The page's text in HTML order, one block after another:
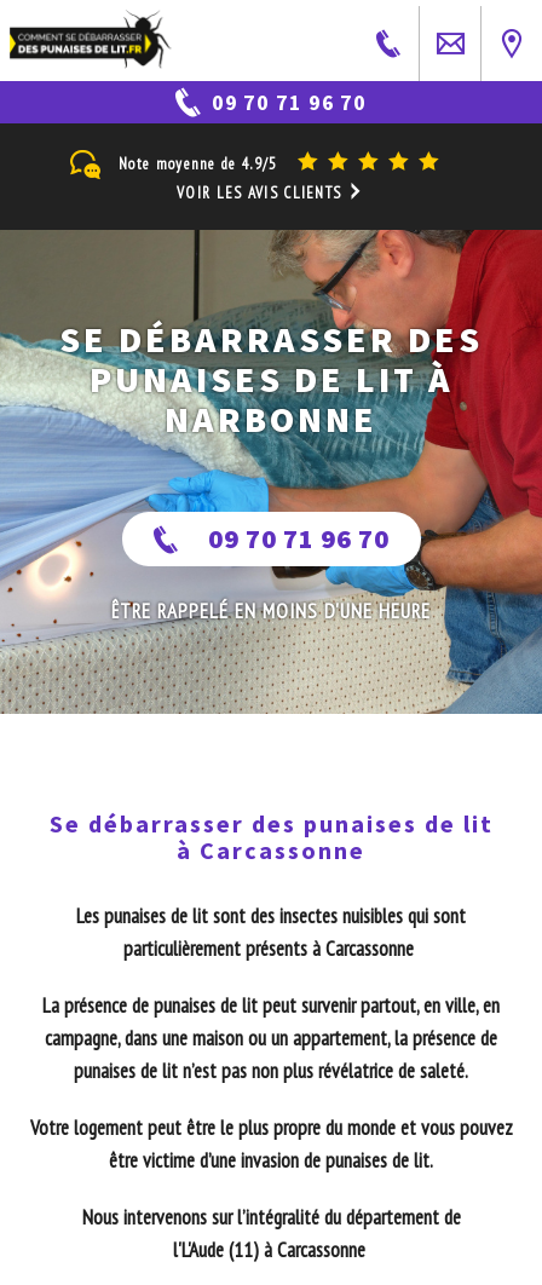
09 70 71 96 70
Note moyenne de 4.9/5
VOIR LES AVIS CLIENTS
SE DÉBARRASSER DES
PUNAISES DE LIT À
NARBONNE
09 70 71 96 70
ÊTRE RAPPELÉ EN MOINS D'UNE HEURE
Se débarrasser des punaises de lit
à Carcassonne
Les punaises de lit sont des insectes nuisibles qui sont
particulièrement présents à Carcassonne
La présence de punaises de lit peut survenir partout, en ville, en
campagne, dans une maison ou un appartement, la présence de
punaises de lit n’est pas non plus révélatrice de saleté.
Votre logement peut être le plus propre du monde et vous pouvez
être victime d’une invasion de punaises de lit.
Nous intervenons sur l’intégralité du département de
l'L'Aude (11) à Carcassonne